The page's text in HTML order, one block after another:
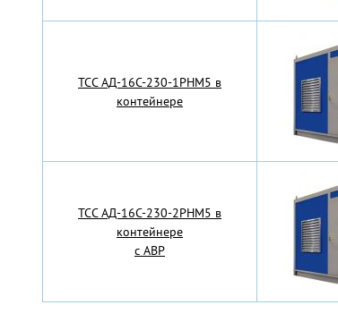
TCC АД-16С-230-1РНМ5 в
контейнере
TCC АД-16С-230-2РНМ5 в
контейнере
с АВР